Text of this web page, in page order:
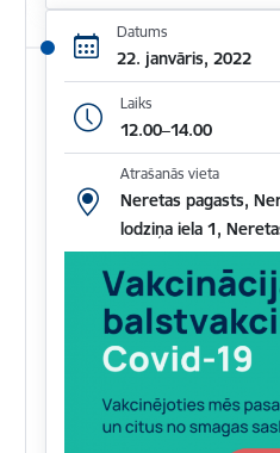
Datums
22. janvāris, 2022
Laiks
12.00–14.00
Atrašanās vieta
Neretas pagasts,
lodziņa iela 1,